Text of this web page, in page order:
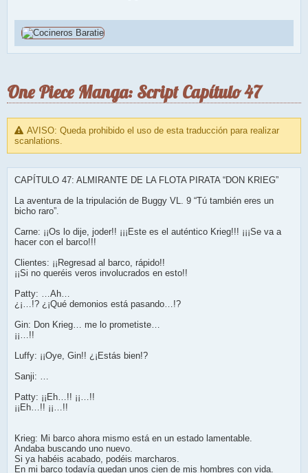
One Piece Manga: Script Capítulo 47
AVISO: Queda prohibido el uso de esta traducción para realizar
scanlations.
CAPÍTULO 47: ALMIRANTE DE LA FLOTA PIRATA “DON KRIEG”
La aventura de la tripulación de Buggy VL. 9 “Tú también eres un
bicho raro”.
Carne: ¡¡Os lo dije, joder!! ¡¡¡Este es el auténtico Krieg!!! ¡¡¡Se va a
hacer con el barco!!!
Clientes: ¡¡Regresad al barco, rápido!!
¡¡Si no queréis veros involucrados en esto!!
Patty: …Ah…
¿¡…!? ¿¡Qué demonios está pasando…!?
Gin: Don Krieg… me lo prometiste…
¡¡…!!
Luffy: ¡¡Oye, Gin!! ¿¡Estás bien!?
Sanji: …
Patty: ¡¡Eh…!! ¡¡…!!
¡¡Eh…!! ¡¡…!!
Krieg: Mi barco ahora mismo está en un estado lamentable.
Andaba buscando uno nuevo.
Si ya habéis acabado, podéis marcharos.
En mi barco todavía quedan unos cien de mis hombres con vida.